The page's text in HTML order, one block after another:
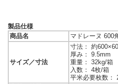
製品仕様
商品名
マドレーヌ 600
サイズ／寸法
寸法： 約
厚み： 9.5mm
重量： 32kg/箱
入数： 4枚/箱
平米必要枚数：